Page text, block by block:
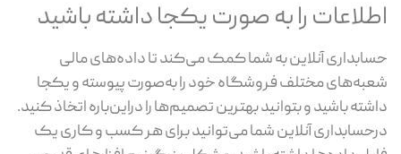
اطلاعات را به صورت یکجا داشته باشید
حسابداری آنلاین به شما کمک می‌کند تا داده‌های مالی
شعبه‌های مختلف فروشگاه خود را به‌صورت پیوسته و یکجا
داشته باشید و بتوانید بهترین تصمیم‌ها را دراین‌باره اتخاذ کنید.
درحسابداری آنلاین شما می‌توانید برای هر کسب و کاری یک